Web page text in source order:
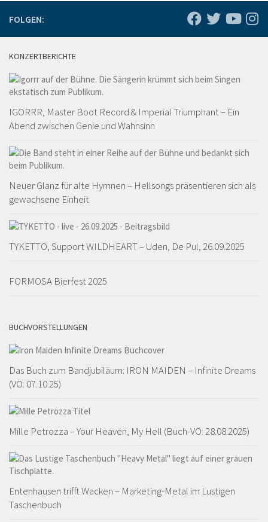
FOLGEN:
KONZERTBERICHTE
IGORRR, Master Boot Record & Imperial Triumphant – Ein
Abend zwischen Genie und Wahnsinn
Neuer Glanz für alte Hymnen – Hellsongs präsentieren sich als
gewachsene Einheit
TYKETTO, Support WILDHEART – Uden, De Pul, 26.09.2025
FORMOSA Bierfest 2025
BUCHVORSTELLUNGEN
Das Buch zum Bandjubiläum: IRON MAIDEN – Infinite Dreams
(VÖ: 07.10.25)
Mille Petrozza – Your Heaven, My Hell (Buch-VÖ: 28.08.2025)
Entenhausen trifft Wacken – Marketing-Metal im Lustigen
Taschenbuch